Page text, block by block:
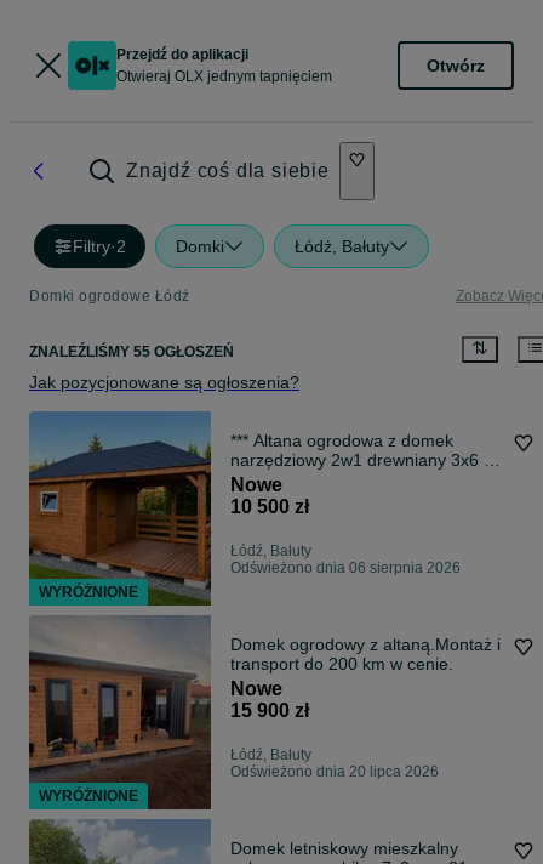
Przejdź do aplikacji
Otwieraj OLX jednym tapnięciem
Otwórz
Znajdź coś dla siebie
Filtry·2 Domki Łódź, Bałuty
Domki ogrodowe Łódź Zobacz
ZNALEŹLIŚMY 55 OGŁOSZEŃ
Jak pozycjonowane są ogłoszenia?
*** Altana ogrodowa z domek
narzędziowy 2w1 drewniany 3x6 m
PRODUCENT ROD
Nowe
10 500 zł
Łódź, Bałuty
Odświeżono dnia 06 sierpnia 2026
Domek ogrodowy z altaną.Montaż i
transport do 200 km w cenie.
Nowe
15 900 zł
Łódź, Bałuty
Odświeżono dnia 20 lipca 2026
Domek letniskowy mieszkalny
WYRÓŻNIONE
WYRÓŻNIONE